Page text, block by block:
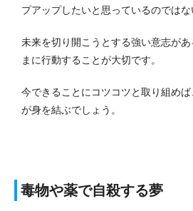
プアップしたいと思っているのではな
未来を切り開こうとする強い意志が
まに行動することが大切です。
今できることにコツコツと取り組め
が身を結ぶでしょう。
毒物や薬で自殺する夢